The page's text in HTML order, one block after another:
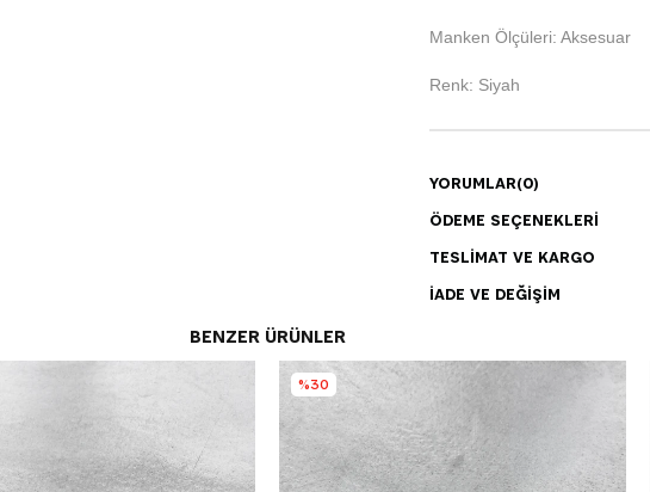
Manken Ölçüleri: Aksesuar
Renk: Siyah
YORUMLAR(0)
ÖDEME SEÇENEKLERI
TESLIMAT VE KARGO
İADE VE DEĞIŞIM
BENZER ÜRÜNLER
%30